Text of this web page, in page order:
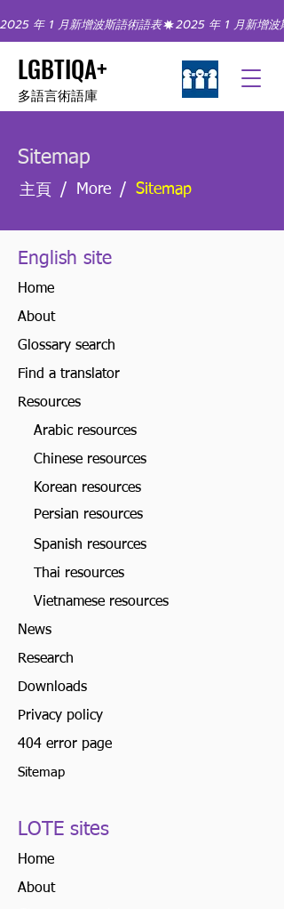
LGBTIQA+
多語言術語庫
2025 年 1 月新增波斯語術語表
Sitemap
主頁 / More / Sitemap
English site
Home
About
Glossary search
Find a translator
Resources
Arabic resources
Chinese resources
Korean resources
Persian resources
Spanish resources
Thai resources
Vietnamese resources
News
Research
Downloads
Privacy policy
404 error page
Sitemap
LOTE sites
Home
About